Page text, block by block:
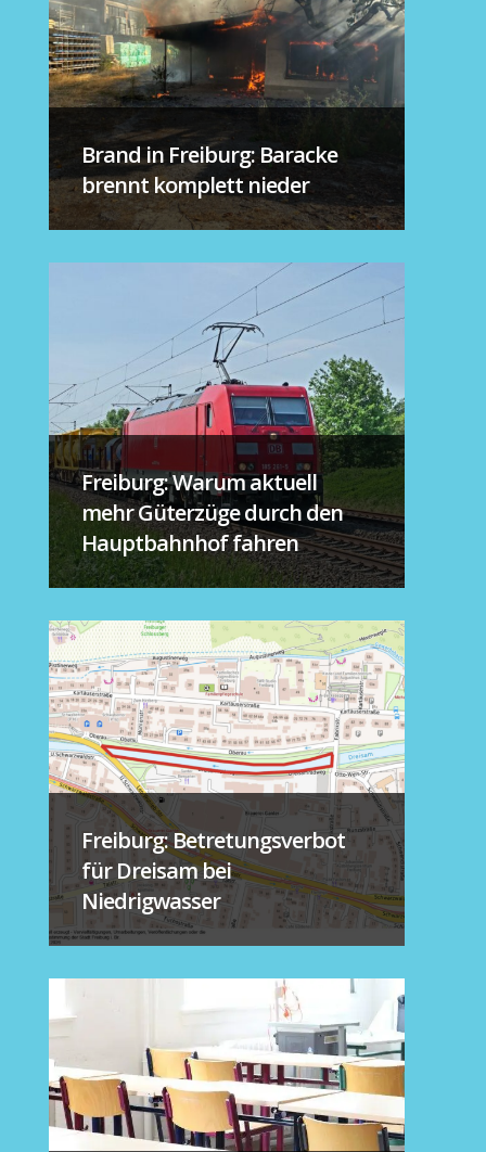
Brand in Freiburg: Baracke
brennt komplett nieder
Freiburg: Warum aktuell
mehr Güterzüge durch den
Hauptbahnhof fahren
Freiburg: Betretungsverbot
für Dreisam bei
Niedrigwasser